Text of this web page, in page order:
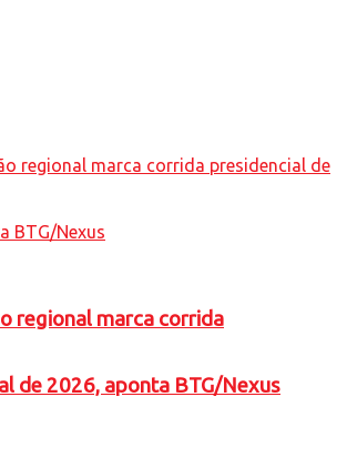
regional marca corrida
de 2026, aponta BTG/Nexus